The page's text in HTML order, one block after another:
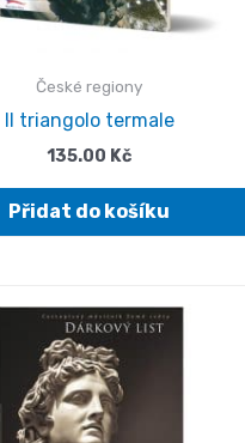
České regiony
Il triangolo termale
135.00 Kč
Přidat do košíku